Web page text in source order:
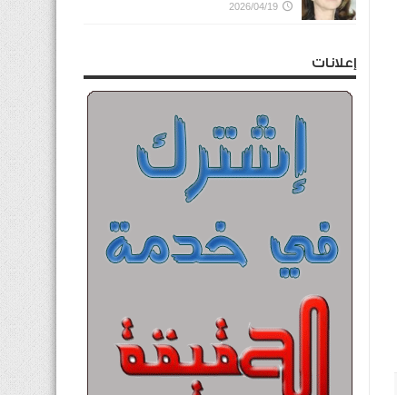
2026/04/19
إعلانات